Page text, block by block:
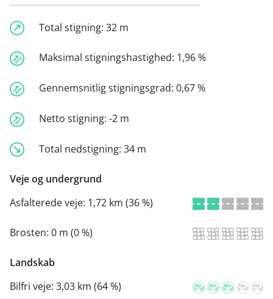
Total stigning: 32 m
Maksimal stigningshastighed: 1,96 %
Gennemsnitlig stigningsgrad: 0,67 %
Netto stigning: -2 m
Total nedstigning: 34 m
Veje og undergrund
Asfalterede veje: 1,72 km (36 %)
Brosten: 0 m (0 %)
Landskab
Bilfri veje: 3,03 km (64 %)